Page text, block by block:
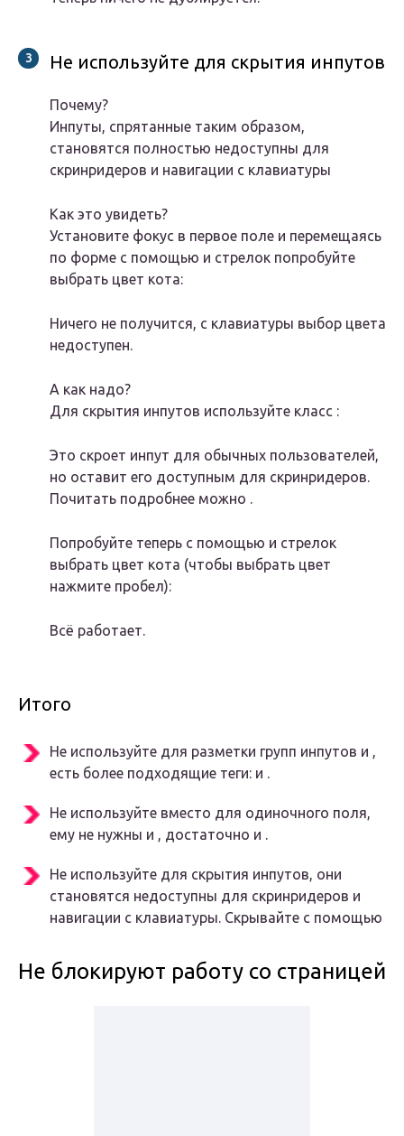
Не используйте для скрытия инпутов
Почему?
Инпуты, спрятанные таким образом,
становятся полностью недоступны для
скринридеров и навигации с клавиатуры
Как это увидеть?
Установите фокус в первое поле и перемещаясь
по форме с помощью и стрелок попробуйте
выбрать цвет кота:
Ничего не получится, с клавиатуры выбор цвета
недоступен.
А как надо?
Для скрытия инпутов используйте класс :
Это скроет инпут для обычных пользователей,
но оставит его доступным для скринридеров.
Почитать подробнее можно .
Попробуйте теперь с помощью и стрелок
выбрать цвет кота (чтобы выбрать цвет
нажмите пробел):
Всё работает.
Итого
Не используйте для разметки групп инпутов и ,
есть более подходящие теги: и .
Не используйте вместо для одиночного поля,
ему не нужны и , достаточно и .
Не используйте для скрытия инпутов, они
становятся недоступны для скринридеров и
навигации с клавиатуры. Скрывайте с помощью
Не блокируют работу со страницей